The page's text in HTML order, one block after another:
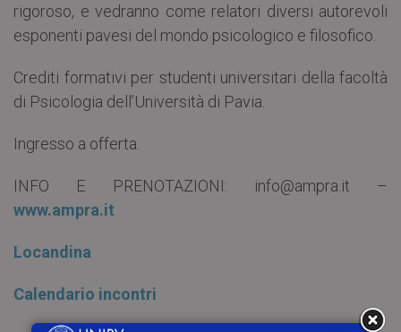
rigoroso, e vedranno come relatori diversi autorevoli
esponenti pavesi del mondo psicologico e filosofico.
Crediti formativi per studenti universitari della facoltà
di Psicologia dell’Università di Pavia.
Ingresso a offerta.
INFO E PRENOTAZIONI: info@ampra.it –
www.ampra.it
Locandina
Calendario incontri